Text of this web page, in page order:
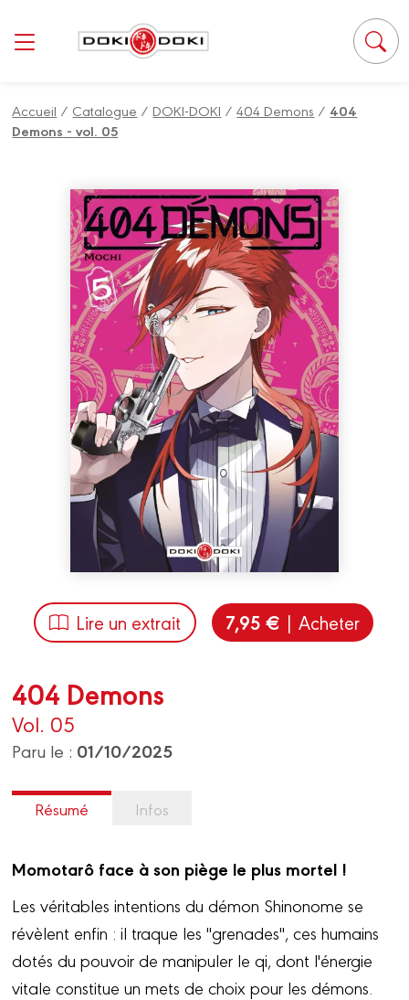
Accueil / Catalogue /DOKI-DOKI /404 Demons / 404
Demons - vol. 05
Lire un extrait 7,95 € | Acheter
404 Demons
Vol. 05
Paru le : 01/10/2025
Résumé Infos
Momotarô face à son piège le plus mortel !
Les véritables intentions du démon Shinonome se
révèlent enfin : il traque les "grenades", ces humains
dotés du pouvoir de manipuler le qi, dont l'énergie
vitale constitue un mets de choix pour les démons.